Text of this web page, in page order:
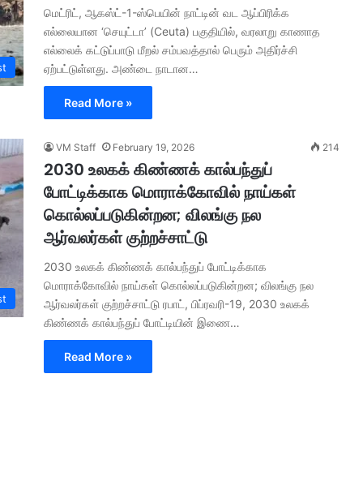
மெட்ரிட், ஆகஸ்ட்-1-ஸ்பெயின் நாட்டின் வட ஆப்பிரிக்க
எல்லையான ‘செயுட்டா’ (Ceuta) பகுதியில், வரலாறு காணாத
எல்லைக் கட்டுப்பாடு மீறல் சம்பவத்தால் பெரும் அதிர்ச்சி
ஏற்பட்டுள்ளது. அண்டை நாடான…
Read More »
VM Staff February 19, 2026 214
2030 உலகக் கிண்ணக் கால்பந்துப்
போட்டிக்காக மொராக்கோவில் நாய்கள்
கொல்லப்படுகின்றன; விலங்கு நல
ஆர்வலர்கள் குற்றச்சாட்டு
2030 உலகக் கிண்ணக் கால்பந்துப் போட்டிக்காக
மொராக்கோவில் நாய்கள் கொல்லப்படுகின்றன; விலங்கு நல
ஆர்வலர்கள் குற்றச்சாட்டு ரபாட், பிப்ரவரி-19, 2030 உலகக்
கிண்ணக் கால்பந்துப் போட்டியின் இணை…
Read More »